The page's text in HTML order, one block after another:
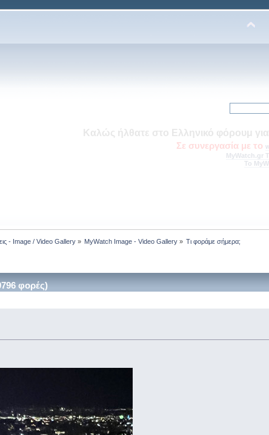
To MyWatch.gr δέχεται το μήνα πάνω από 41.000 μοναδικές επισκέψεις,
Νέο Ενότητα: Εντός Εκτός και Επί τα Αυτά --> Η Γωνία του
- Image / Video Gallery» MyWatch Ιmage - Video Gallery » Τι φοράμε σήμερα;
φορές)